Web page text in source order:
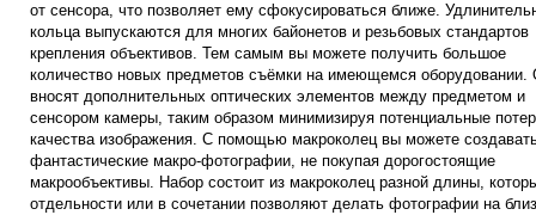
от сенсора, что позволяет ему сфокусироваться ближе.
кольца выпускаются для многих байонетов и резьбовых стандартов
крепления объективов. Тем самым вы можете получить большое
количество новых предметов съёмки на имеющемся оборудовании.
вносят дополнительных оптических элементов между предметом и
сенсором камеры, таким образом минимизируя потенциальные
качества изображения. С помощью макроколец вы можете
фантастические макро-фотографии, не покупая дорогостоящие
макрообъективы. Набор состоит из макроколец разной длины,
отдельности или в сочетании позволяют делать фотографии на